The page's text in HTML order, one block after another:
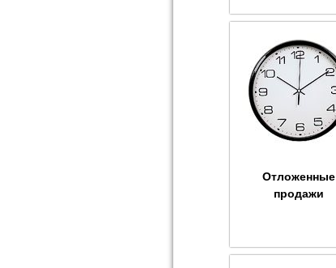
Отложенные
продажи